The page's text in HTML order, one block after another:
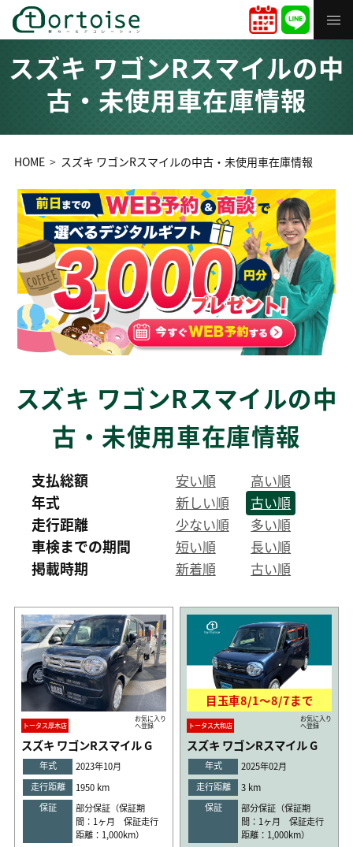
スズキ ワゴンRスマイルの中
古・未使用車在庫情報
HOME スズキ ワゴンRスマイルの中古・未使用車在庫情報
スズキ ワゴンRスマイルの中
古・未使用車在庫情報
支払総額 安い順 高い順
年式 新しい順 古い順
走行距離 少ない順 多い順
車検までの期間 短い順 長い順
掲載時期 新着順 古い順
トータス厚木店
お気に入り
へ登録
スズキ ワゴンRスマイル G
年式
2023年10月
走行距離
1950 km
保証
部分保証（保証期
間：1ヶ月 保証走行
距離：1,000km）
目玉車8/1〜8/7まで
トータス大和店
お気に入り
へ登録
スズキ ワゴンRスマイル G
年式
2025年02月
走行距離
3 km
保証
部分保証（保証期
間：1ヶ月 保証走行
距離：1,000km）